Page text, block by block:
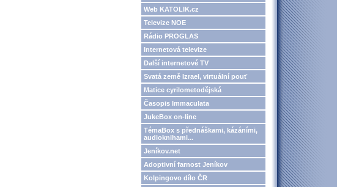
Web KATOLIK.cz
Televize NOE
Rádio PROGLAS
Internetová televize
Další internetové TV
Svatá země Izrael, virtuální pouť
Matice cyrilometodějská
Časopis Immaculata
JukeBox on-line
TémaBox s přednáškami, kázáními,
audioknihami...
Jeníkov.net
Adoptivní farnost Jeníkov
Kolpingovo dílo ČR